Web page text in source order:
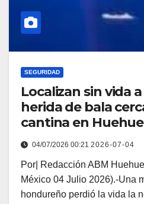
SEGURIDAD
Localizan sin vida
herida de bala
cantina en
04/07/2026 00:21 2026-07-04
Por| Redacción ABM
México 04 Julio 2026).-Una
hondureño perdió la vida la